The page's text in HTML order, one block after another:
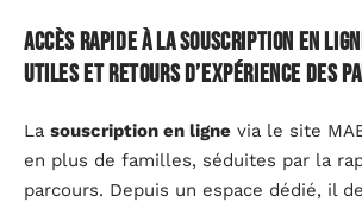
Accès rapide à la souscription en
utiles et retours d’expérience des
La souscription en ligne via le site
en plus de familles, séduites par la
parcours. Depuis un espace dédié, il